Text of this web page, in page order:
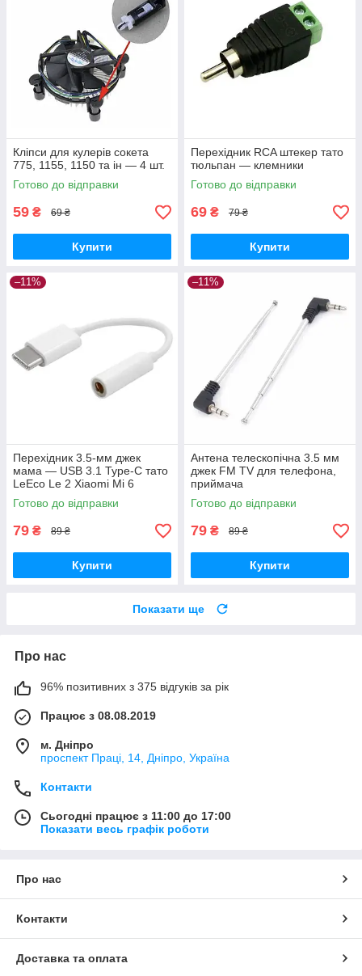
Кліпси для кулерів сокета
775, 1155, 1150 та ін — 4 шт.
Готово до відправки
59 ₴ 69 ₴
Купити
Перехідник RCA штекер тато
тюльпан — клемники
Готово до відправки
69 ₴ 79 ₴
Купити
–11%
Перехідник 3.5-мм джек
мама — USB 3.1 Type-C тато
LeEco Le 2 Xiaomi Mi 6
Готово до відправки
79 ₴ 89 ₴
Купити
–11%
Антена телескопічна 3.5 мм
джек FM TV для телефона,
приймача
Готово до відправки
79 ₴ 89 ₴
Купити
Показати ще
Про нас
96% позитивних з 375 відгуків за рік
Працює з 08.08.2019
м. Дніпро
проспект Праці, 14, Дніпро, Україна
Контакти
Сьогодні працює з 11:00 до 17:00
Показати весь графік роботи
Про нас
Контакти
Доставка та оплата